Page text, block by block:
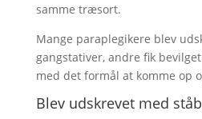
samme træsort.
Mange paraplegikere blev
gangstativer, andre fik
med det formål at komme op
Blev udskrevet med